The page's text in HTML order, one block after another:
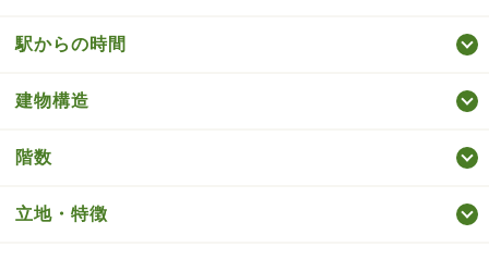
駅からの時間
建物構造
階数
立地・特徴